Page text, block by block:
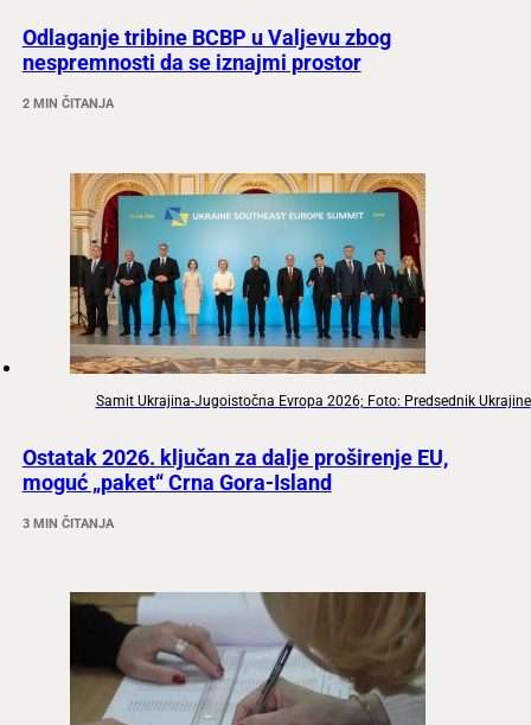
Odlaganje tribine BCBP u Valjevu zbog
nespremnosti da se iznajmi prostor
2 MIN ČITANJA
Samit Ukrajina-Jugoistočna Evropa 2026; Foto: Predsednik Ukrajine
Ostatak 2026. ključan za dalje proširenje EU,
moguć „paket“ Crna Gora-Island
3 MIN ČITANJA